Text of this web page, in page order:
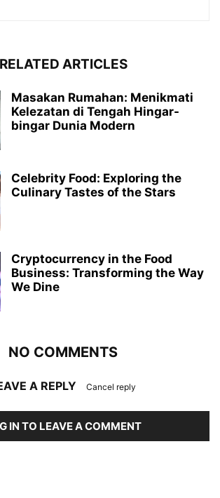
RELATED ARTICLES
Masakan Rumahan: Menikmati
Kelezatan di Tengah Hingar-
bingar Dunia Modern
Celebrity Food: Exploring the
Culinary Tastes of the Stars
Cryptocurrency in the Food
Business: Transforming the Way
We Dine
NO COMMENTS
A REPLY Cancel reply
IN TO LEAVE A COMMENT